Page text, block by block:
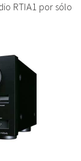
RTIA1 por sólo